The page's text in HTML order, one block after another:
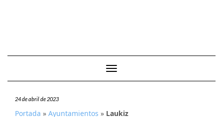
Cambiar modo de navegación
24 de abril de 2023
Portada » Ayuntamientos » Laukiz